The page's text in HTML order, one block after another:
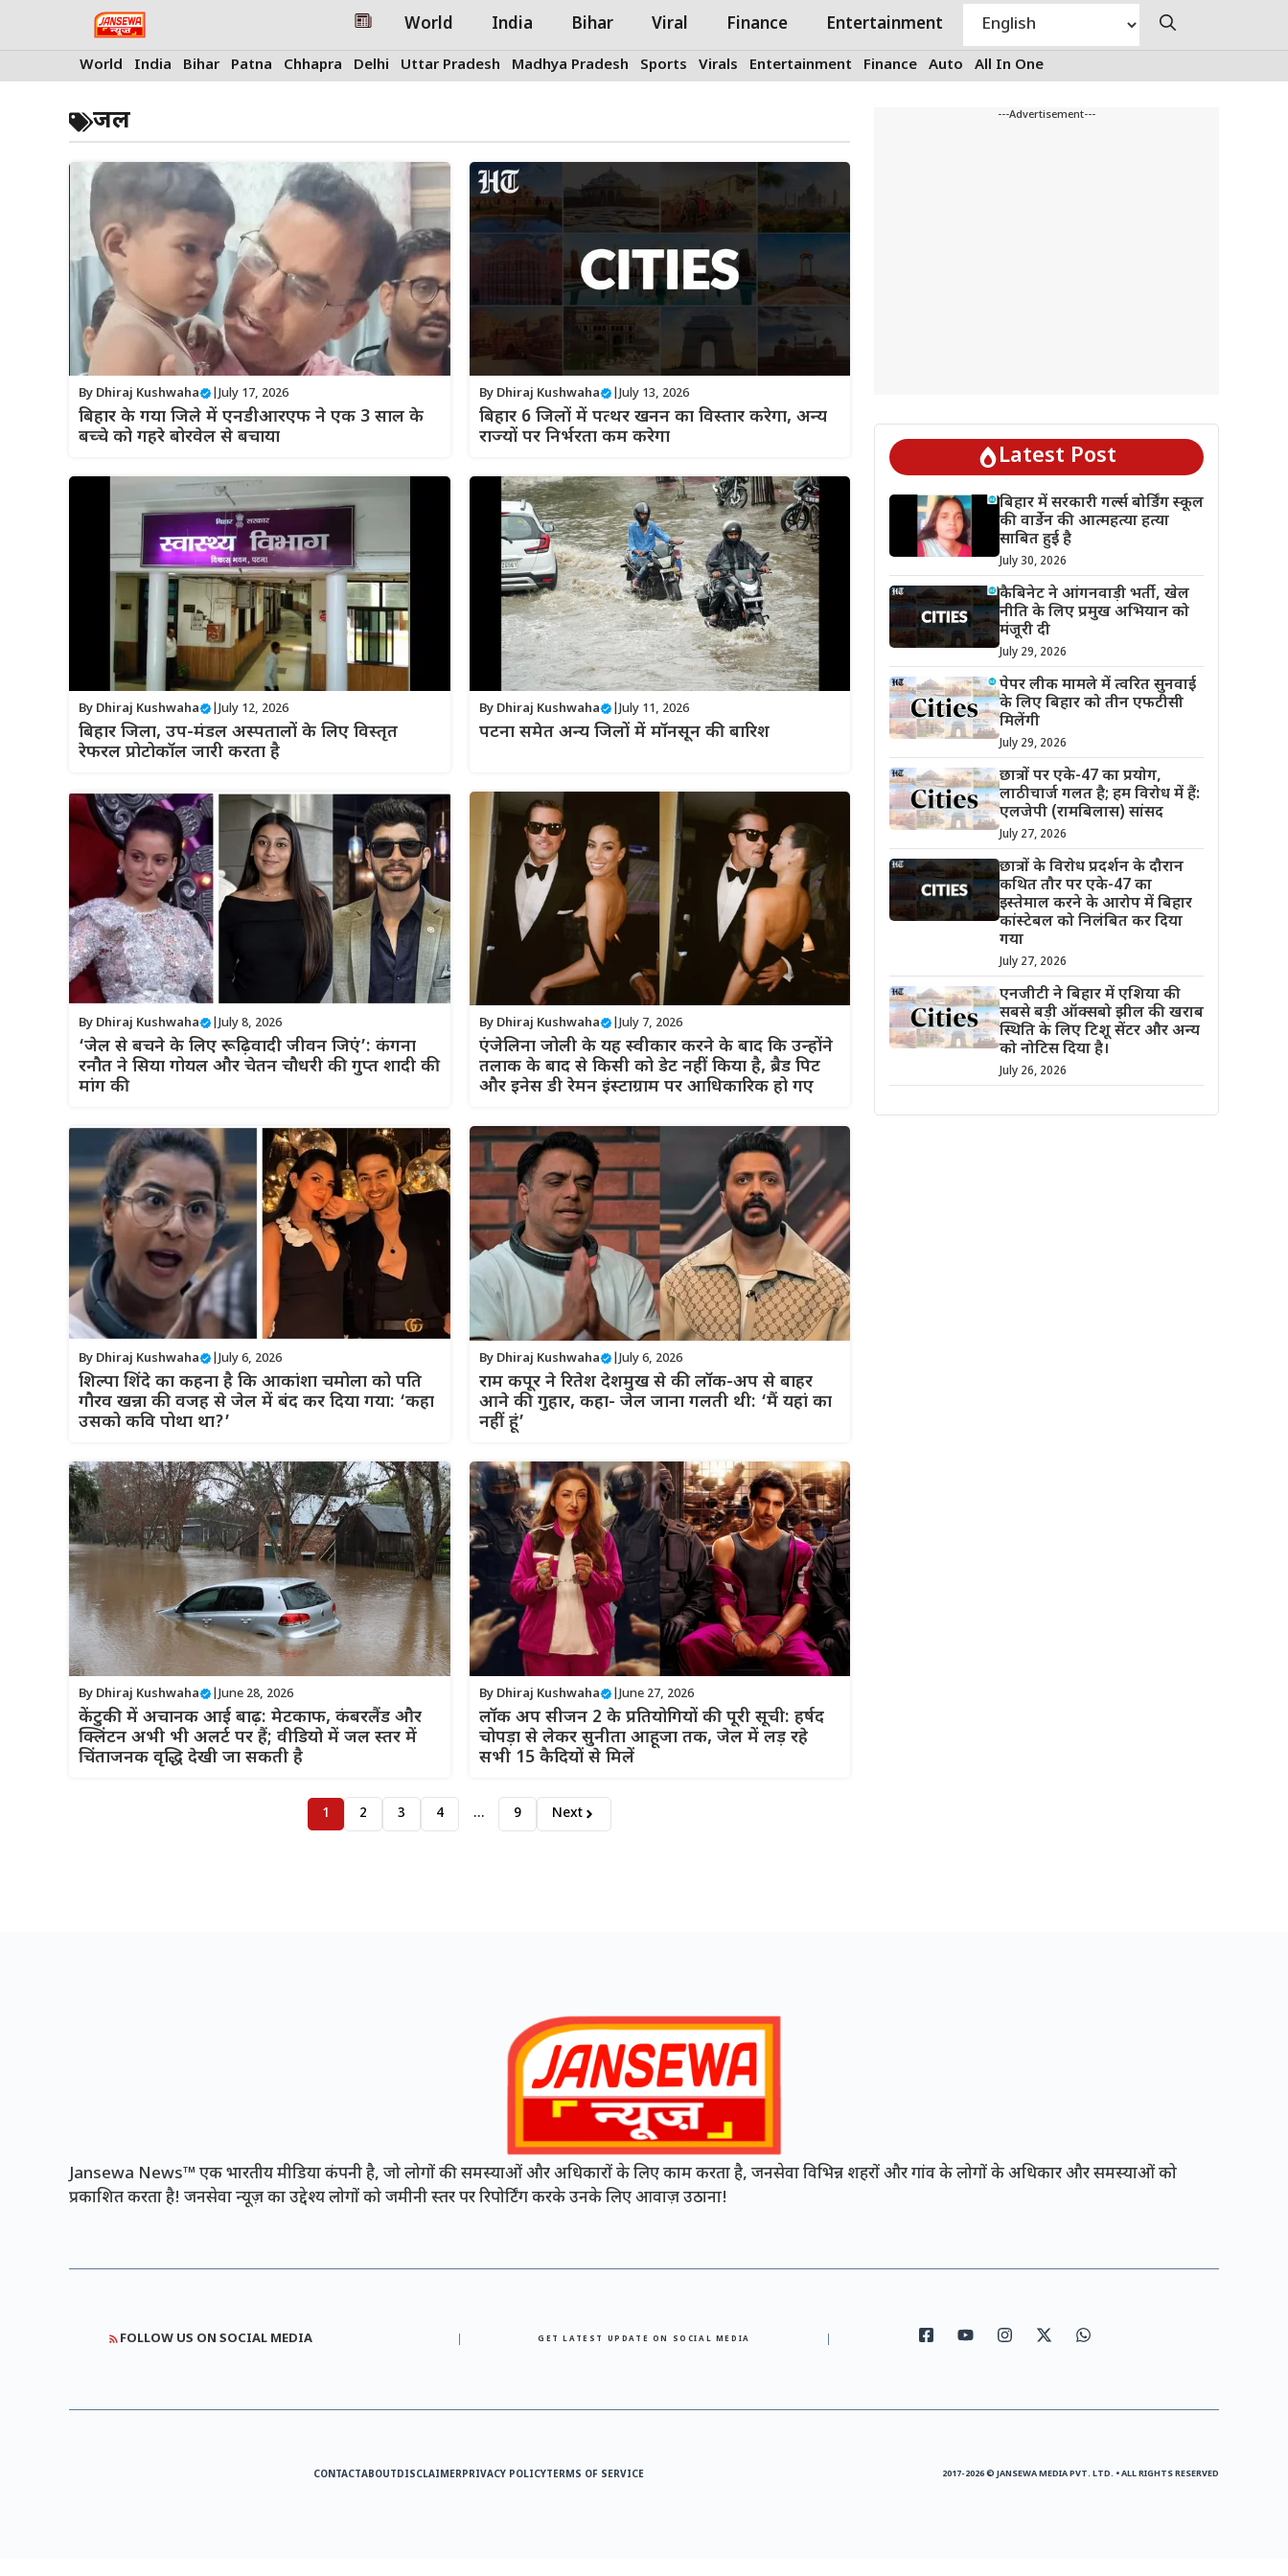
World India Bihar Viral Finance Entertainment
World India Bihar Patna Chhapra Delhi Uttar Pradesh Madhya Pradesh Sports Virals Entertainment Finance Auto All In One
जल
By Dhiraj Kushwaha July 17, 2026
बिहार के गया जिले में एनडीआरएफ ने एक 3 साल के
बच्चे को गहरे बोरवेल से बचाया
By Dhiraj Kushwaha | July 13, 2026
बिहार 6 जिलों में पत्थर खनन का विस्तार करेगा, अन्य
राज्यों पर निर्भरता कम करेगा
By Dhiraj Kushwaha July 12, 2026
बिहार जिला, उप-मंडल अस्पतालों के लिए विस्तृत
रेफरल प्रोटोकॉल जारी करता है
By Dhiraj Kushwaha | July 11, 2026
पटना समेत अन्य जिलों में मॉनसून की बारिश
By Dhiraj Kushwaha July 8, 2026
‘जेल से बचने के लिए रूढ़िवादी जीवन जिएं’: कंगना
रनौत ने सिया गोयल और चेतन चौधरी की गुप्त शादी की
मांग की
By Dhiraj Kushwaha | July 7, 2026
एंजेलिना जोली के यह स्वीकार करने के बाद कि उन्होंने
तलाक के बाद से किसी को डेट नहीं किया है, ब्रैड पिट
और इनेस डी रेमन इंस्टाग्राम पर आधिकारिक हो गए
By Dhiraj Kushwaha July 6, 2026
शिल्पा शिंदे का कहना है कि आकांशा चमोला को पति
गौरव खन्ना की वजह से जेल में बंद कर दिया गया: ‘कहा
उसको कवि पोथा था?’
By Dhiraj Kushwaha | July 6, 2026
राम कपूर ने रितेश देशमुख से की लॉक-अप से बाहर
आने की गुहार, कहा- जेल जाना गलती थी: ‘मैं यहां का
नहीं हूं’
By Dhiraj Kushwaha June 28, 2026
केंटुकी में अचानक आई बाढ़: मेटकाफ, कंबरलैंड और
क्लिंटन अभी भी अलर्ट पर हैं; वीडियो में जल स्तर में
चिंताजनक वृद्धि देखी जा सकती है
By Dhiraj Kushwaha | June 27, 2026
लॉक अप सीजन 2 के प्रतियोगियों की पूरी सूची: हर्षद
चोपड़ा से लेकर सुनीता आहूजा तक, जेल में लड़ रहे
सभी 15 कैदियों से मिलें
1 2 3 4 … 9 Next
---Advertisement---
Latest Post
बिहार में सरकारी गर्ल्स बोर्डिंग स्कूल
की वार्डेन की आत्महत्या हत्या
साबित हुई है
July 30, 2026
कैबिनेट ने आंगनवाड़ी भर्ती, खेल
नीति के लिए प्रमुख अभियान को
मंजूरी दी
July 29, 2026
पेपर लीक मामले में त्वरित सुनवाई
के लिए बिहार को तीन एफटीसी
मिलेंगी
July 29, 2026
छात्रों पर एके-47 का प्रयोग,
लाठीचार्ज गलत है; हम विरोध में हैं:
एलजेपी (रामबिलास) सांसद
July 27, 2026
छात्रों के विरोध प्रदर्शन के दौरान
कथित तौर पर एके-47 का
इस्तेमाल करने के आरोप में बिहार
कांस्टेबल को निलंबित कर दिया
गया
July 27, 2026
एनजीटी ने बिहार में एशिया की
सबसे बड़ी ऑक्सबो झील की खराब
स्थिति के लिए टिशू सेंटर और अन्य
को नोटिस दिया है।
July 26, 2026
Jansewa News™ एक भारतीय मीडिया कंपनी है, जो लोगों की समस्याओं और अधिकारों के लिए काम करता है, जनसेवा विभिन्न शहरों और गांव के लोगों के अधिकार और समस्याओं को
प्रकाशित करता है! जनसेवा न्यूज़ का उद्देश्य लोगों को जमीनी स्तर पर रिपोर्टिंग करके उनके लिए आवाज़ उठाना!
FOLLOW US ON SOCIAL MEDIA GET LATEST UPDATE ON SOCIAL MEDIA
CONTACTABOUTDISCLAIMERPRIVACY POLICYTERMS OF SERVICE 2017-2026 © JANSEWA MEDIA PVT. LTD. • ALL RIGHTS RESERVED